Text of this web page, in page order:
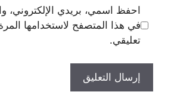
احفظ اسمي، بريدي الإلكتروني،
في هذا المتصفح لاستخدامها
تعليقي.